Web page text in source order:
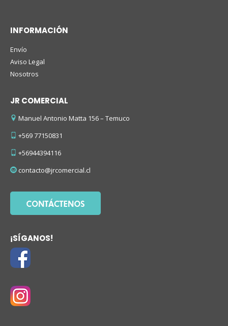
INFORMACIÓN
Envío
Aviso Legal
Nosotros
JR COMERCIAL
Manuel Antonio Matta 156 – Temuco
+569 77150831
+56944394116
contacto@jrcomercial.cl
¡SÍGANOS!